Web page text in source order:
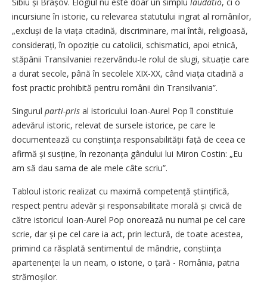
incursiune în istorie, cu relevarea statutului ingrat al românilor,
„excluși de la viața citadină, discriminare, mai întâi, religioasă,
considerați, în opoziție cu catolicii, schismatici, apoi etnică,
stăpânii Transilvaniei rezervându-le rolul de slugi, situație care
a durat secole, până în secolele XIX-XX, când viața citadină a
fost practic prohibită pentru românii din Transilvania”.
Singurul parti-pris al istoricului Ioan-Aurel Pop îl constituie
adevărul istoric, relevat de sursele istorice, pe care le
documentează cu conștiința responsabilității față de ceea ce
afirmă și susține, în rezonanța gândului lui Miron Costin: „Eu
am să dau sama de ale mele câte scriu”.
Tabloul istoric realizat cu maximă compe­tență științifică,
respect pentru adevăr și responsabilitate morală și civică de
către istoricul Ioan-Aurel Pop onorează nu numai pe cel care
scrie, dar și pe cel care ia act, prin lectură, de toate acestea,
primind ca răsplată sentimentul de mândrie, conștiința
apartenenței la un neam, o istorie, o țară - România, patria
strămoșilor.